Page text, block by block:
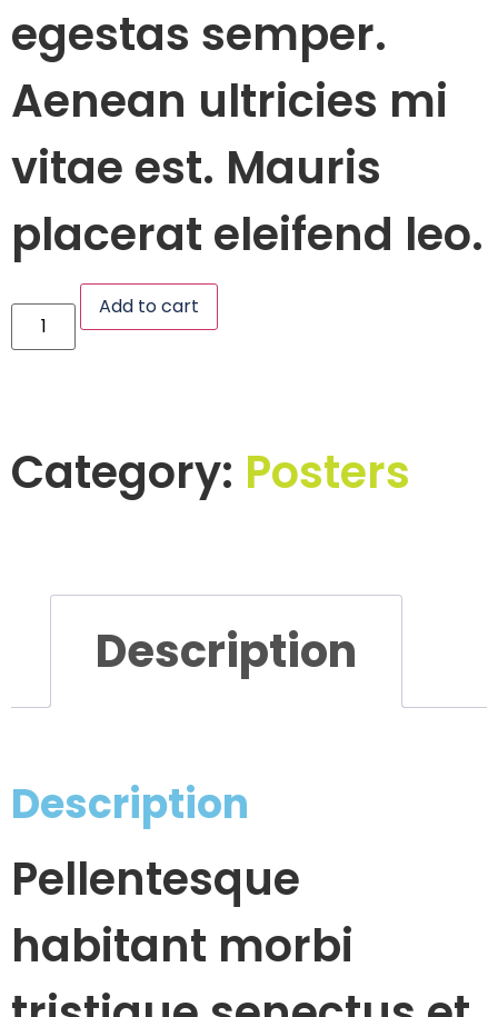
egestas semper.
Aenean ultricies mi
vitae est. Mauris
placerat eleifend leo.
Add to cart
Category: Posters
Description
Description
Pellentesque
habitant morbi